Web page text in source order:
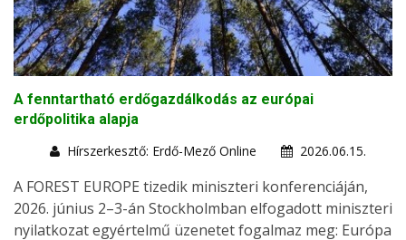
A fenntartható erdőgazdálkodás az európai
erdőpolitika alapja
Hírszerkesztő: Erdő-Mező Online
2026.06.15.
A FOREST EUROPE tizedik miniszteri konferenciáján,
2026. június 2–3-án Stockholmban elfogadott miniszteri
nyilatkozat egyértelmű üzenetet fogalmaz meg: Európa